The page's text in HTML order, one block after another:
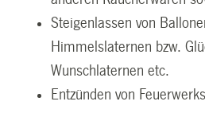
Steigenlassen von
Himmelslaternen bzw.
Wunschlaternen etc.
Entzünden von